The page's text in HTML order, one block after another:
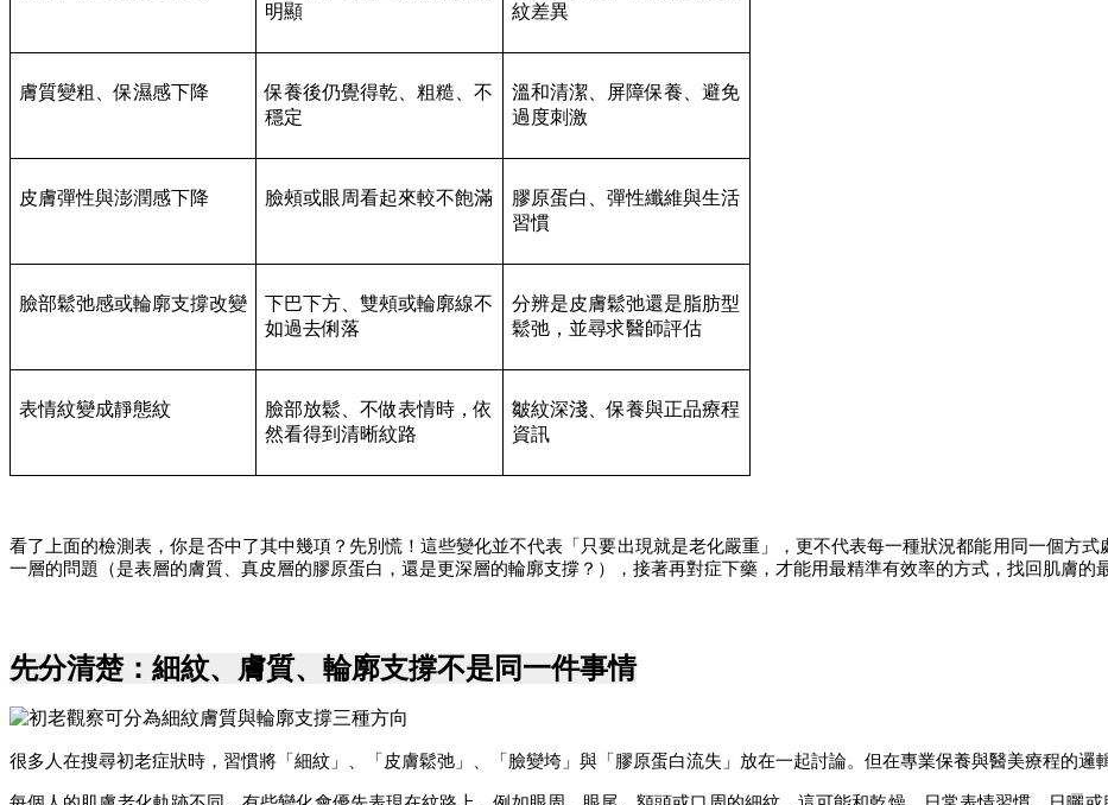
明顯
紋差異
膚質變粗、保濕感下降
保養後仍覺得乾、粗糙、不
穩定
溫和清潔、屏障保養、避免
過度刺激
皮膚彈性與澎潤感下降 臉頰或眼周看起來較不飽滿
膠原蛋白、彈性纖維與生活
習慣
臉部鬆弛感或輪廓支撐改變
下巴下方、雙頰或輪廓線不
如過去俐落
分辨是皮膚鬆弛還是脂肪型
鬆弛，並尋求醫師評估
表情紋變成靜態紋
臉部放鬆、不做表情時，依
然看得到清晰紋路
皺紋深淺、保養與正品療程
資訊
看了上面的檢測表，你是否中了其中幾項？先別慌！這些變化並不代表「只要出現就是老化嚴重」，更不代表每一種狀況都能用同一個方
一層的問題（是表層的膚質、真皮層的膠原蛋白，還是更深層的輪廓支撐？），接著再對症下藥，才能用最精準有效率的方式，找回肌膚的
先分清楚：細紋、膚質、輪廓支撐不是同一件事情
很多人在搜尋初老症狀時，習慣將「細紋」、「皮膚鬆弛」、「臉變垮」與「膠原蛋白流失」放在一起討論。但在專業保養與醫美療程的邏